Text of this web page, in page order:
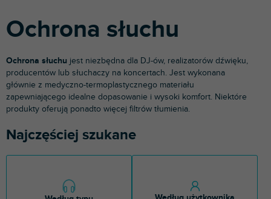
Ochrona słuchu
Ochrona słuchu jest niezbędna dla DJ-ów, realizatorów dźwięku,
producentów lub słuchaczy na koncertach. Jest wykonana
głównie z medyczno-termoplastycznego materiału
zapewniającego idealne dopasowanie i wysoki komfort. Niektóre
produkty oferują ponadto więcej filtrów tłumienia.
Najczęściej szukane